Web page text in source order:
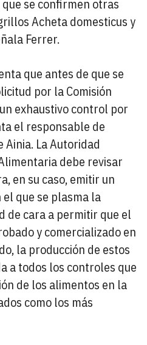
se confirmen otras
Acheta domesticus y
Ferrer.
que antes de que se
por la Comisión
exhaustivo control por
el responsable de
La Autoridad
debe revisar
en su caso, emitir un
el que se plasma la
de cara a permitir que el
y comercializado en
la producción de estos
a todos los controles que
de los alimentos en la
como los más